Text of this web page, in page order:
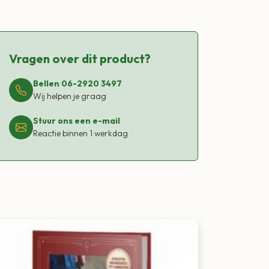
Vragen over dit product?
Bellen 06-2920 3497
Wij helpen je graag
Stuur ons een e-mail
Reactie binnen 1 werkdag